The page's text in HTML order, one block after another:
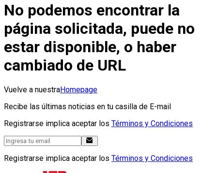
No podemos encontrar la
página solicitada, puede no
estar disponible, o haber
cambiado de URL
Vuelve a nuestraHomepage
Recibe las últimas noticias en tu casilla de E-mail
Registrarse implica aceptar los Términos y Condiciones
Registrarse implica aceptar los Términos y Condiciones